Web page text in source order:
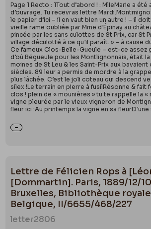
Page 1 Recto : 1Tout d’abord ! : MlleMarie a été
d’ouvrage. Tu recevras lettre
le papier d’ici – il en vaut bien un autre ! – il
vieille rame oubliée par Mme d’Épinay au
pincée par les sans culottes de St Prix, car St
village déculotté à ce qu’il paraît. » – à cause
Ce fameux Clos-Belle-Gueule – est-ce assez
d’où Bégueule pour les Montlignonnais, était
moines de St Leu & les Saint-Prix aux
siècles. 89 leur a permis de mordre à la
plus lâchée. C’est le joli coteau qui descend
silex !Le terrain en pierre à fusilRésonne & fait
clos ! plein de « mounières » tu te rappelle la «
vigne pleurée par le vieux vigneron de
fleur ici :Au printemps la vigne en sa
Lettre de Félicien Rops à
[Dommartin]. Paris, 1889/12/
Bruxelles, Bibliothèque
Belgique, II/6655/468/227
letter2806